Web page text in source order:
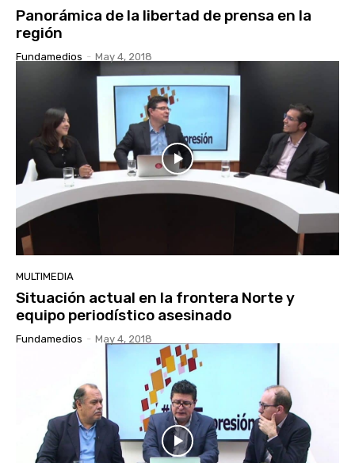
Panorámica de la libertad de prensa en la
región
Fundamedios - May 4, 2018
MULTIMEDIA
Situación actual en la frontera Norte y
equipo periodístico asesinado
Fundamedios - May 4, 2018